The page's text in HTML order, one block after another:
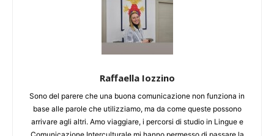
Raffaella Iozzino
Sono del parere che una buona comunicazione non funziona in
base alle parole che utilizziamo, ma da come queste possono
arrivare agli altri. Amo viaggiare, i percorsi di studio in Lingue e